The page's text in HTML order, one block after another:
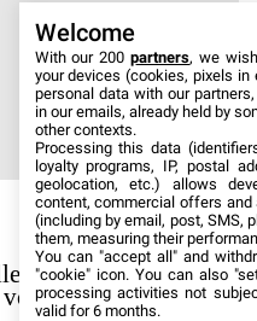
offre express
Welcome
With our 200partners, we
your devices (cookies, pixels
personal data with our
in our emails, already held by
other contexts.
Processing this data
loyalty programs, IP, postal
geolocation, etc.) allows
content, commercial offers
(including by email, post, SMS,
them, measuring their
You can "accept all" and
"cookie" icon. You can also
processing activities not
valid for 6 months.